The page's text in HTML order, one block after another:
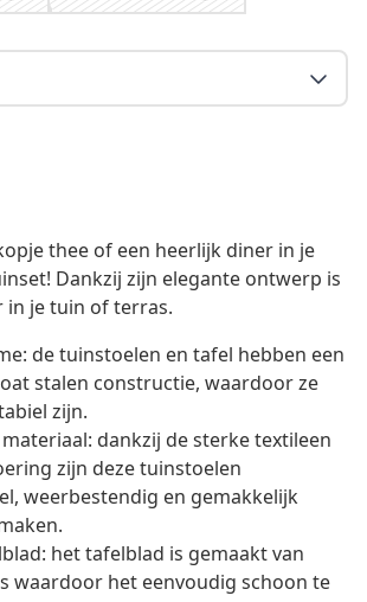
thee of een heerlijk diner in je
Dankzij zijn elegante ontwerp is
in je tuin of terras.
de tuinstoelen en tafel hebben een
stalen constructie, waardoor ze
zijn.
dankzij de sterke textileen
zijn deze tuinstoelen
weerbestendig en gemakkelijk
het tafelblad is gemaakt van
waardoor het eenvoudig schoon te